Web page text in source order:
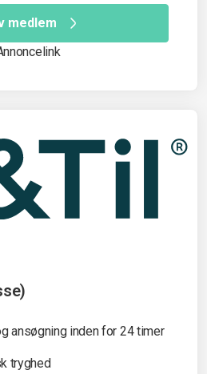
medlem
ansøgning inden for 24 timer
tryghed